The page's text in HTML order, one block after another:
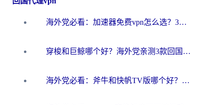
海外党必看：加速器免费vpn怎么选？3步教你无缝访问国内资源
穿梭和巨鲸哪个好？海外党亲测3款回国加速器，教你避开90%的坑
海外党必看：斧牛和快帆TV版哪个好？3分钟选对回国加速器，无缝刷B站、追热剧